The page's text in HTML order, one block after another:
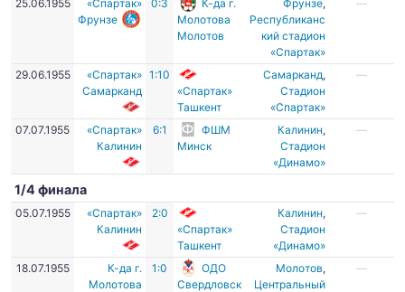
25.06.1955
«Спартак»
Фрунзе
0:3
К-да г.
Молотова
Молотов
Фрунзе,
Республиканс
кий стадион
«Спартак»
—
29.06.1955
«Спартак»
Самарканд
1:10
«Спартак»
Ташкент
Самарканд,
Стадион
«Спартак»
—
07.07.1955
«Спартак»
Калинин
6:1
ФШМ
Минск
Калинин,
Стадион
«Динамо»
—
1/4 финала
05.07.1955
«Спартак»
Калинин
2:0
«Спартак»
Ташкент
Калинин,
Стадион
«Динамо»
—
18.07.1955
К-да г.
Молотова
1:0
ОДО
Свердловск
Молотов,
Центральный
—